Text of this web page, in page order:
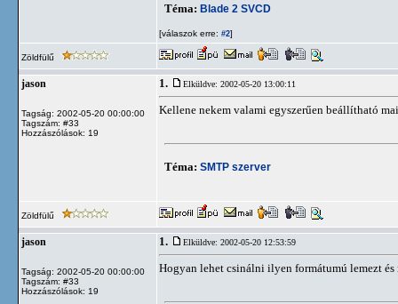
Téma: Blade 2 SVCD
[válaszok erre: #2]
Zöldfülű
jason
Tagság: 2002-05-20 00:00:00
Tagszám: #33
Hozzászólások: 19
1. Elküldve: 2002-05-20 13:00:11
Kellene nekem valami egyszerűen beállítható
Téma: SMTP szerver
Zöldfülű
jason
Tagság: 2002-05-20 00:00:00
Tagszám: #33
Hozzászólások: 19
1. Elküldve: 2002-05-20 12:53:59
Hogyan lehet csinálni ilyen formátumú lemezt